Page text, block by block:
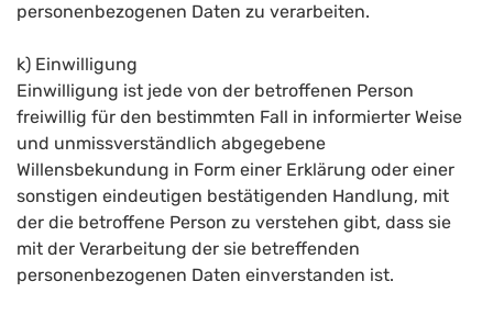
personenbezogenen Daten zu verarbeiten.
k) Einwilligung
Einwilligung ist jede von der betroffenen Person
freiwillig für den bestimmten Fall in informierter Weise
und unmissverständlich abgegebene
Willensbekundung in Form einer Erklärung oder einer
sonstigen eindeutigen bestätigenden Handlung, mit
der die betroffene Person zu verstehen gibt, dass sie
mit der Verarbeitung der sie betreffenden
personenbezogenen Daten einverstanden ist.